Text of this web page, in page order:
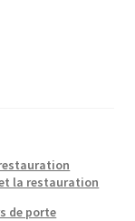
la restauration
de porte